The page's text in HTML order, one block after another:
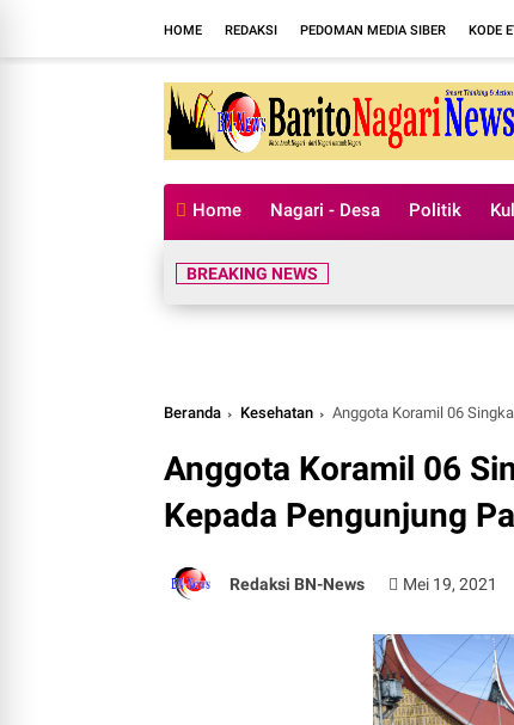
HOME REDAKSI PEDOMAN MEDIA SIBER KODE
Home Nagari - Desa Politik
BREAKING NEWS
Beranda Kesehatan Anggota Koramil 06
Anggota Koramil 06
Kepada Pengunjung
Redaksi BN-News Mei 19, 2021